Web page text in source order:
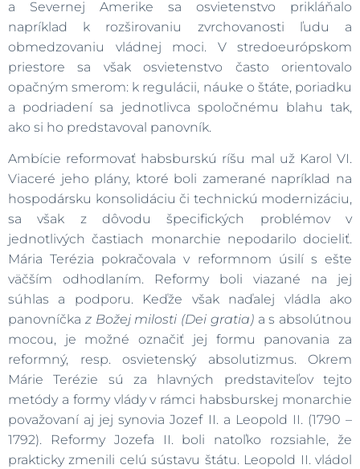
a Severnej Amerike sa osvietenstvo prikláňalo
napríklad k rozširovaniu zvrchovanosti ľudu a
obmedzovaniu vládnej moci. V stredoeurópskom
priestore sa však osvietenstvo často orientovalo
opačným smerom: k regulácii, náuke o štáte, poriadku
a podriadení sa jednotlivca spoločnému blahu tak,
ako si ho predstavoval panovník.
Ambície reformovať habsburskú ríšu mal už Karol VI.
Viaceré jeho plány, ktoré boli zamerané napríklad na
hospodársku konsolidáciu či technickú modernizáciu,
sa však z dôvodu špecifických problémov v
jednotlivých častiach monarchie nepodarilo docieliť.
Mária Terézia pokračovala v reformnom úsilí s ešte
väčším odhodlaním. Reformy boli viazané na jej
súhlas a podporu. Keďže však naďalej vládla ako
panovníčka z Božej milosti (Dei gratia)a s absolútnou
mocou, je možné označiť jej formu panovania za
reformný, resp. osvietenský absolutizmus. Okrem
Márie Terézie sú za hlavných predstaviteľov tejto
metódy a formy vlády v rámci habsburskej monarchie
považovaní aj jej synovia Jozef II. a Leopold II. (1790 –
1792). Reformy Jozefa II. boli natoľko rozsiahle, že
prakticky zmenili celú sústavu štátu. Leopold II. vládol